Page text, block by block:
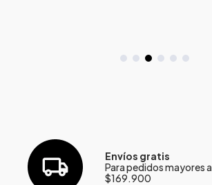
Envíos gratis
Para pedidos mayores a
$169.900